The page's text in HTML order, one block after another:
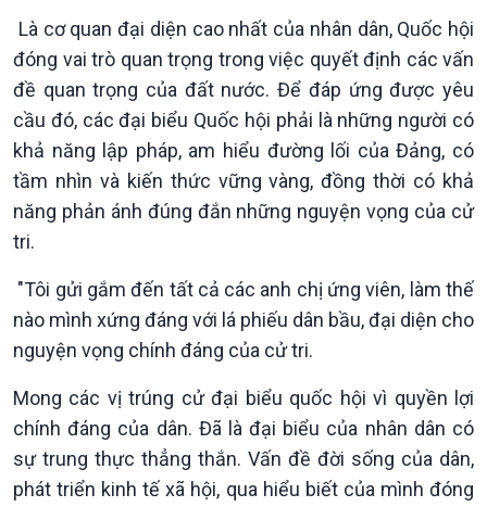
Tin Văn hoá & Du lịch
Chát với người nổi tiếng
Câu chuyện Thể thao
Ảnh
Video
Infographic
E-Magazine
Là cơ quan đại diện cao nhất của nhân dân, Quốc hội
đóng vai trò quan trọng trong việc quyết định các vấn
đề quan trọng của đất nước. Để đáp ứng được yêu
cầu đó, các đại biểu Quốc hội phải là những người có
khả năng lập pháp, am hiểu đường lối của Đảng, có
tầm nhìn và kiến thức vững vàng, đồng thời có khả
năng phản ánh đúng đắn những nguyện vọng của cử
tri.
"Tôi gửi gắm đến tất cả các anh chị ứng viên, làm thế
nào mình xứng đáng với lá phiếu dân bầu, đại diện cho
nguyện vọng chính đáng của cử tri.
Mong các vị trúng cử đại biểu quốc hội vì quyền lợi
chính đáng của dân. Đã là đại biểu của nhân dân có
sự trung thực thẳng thắn. Vấn đề đời sống của dân,
phát triển kinh tế xã hội, qua hiểu biết của mình đóng